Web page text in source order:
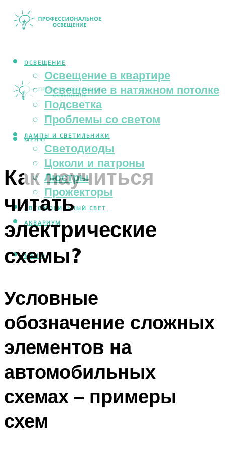
ОСВЕЩЕНИЕ
Освещение в квартире
Освещение в натяжном потолке
Подсветка
Проблемы со светом
ЛАМПЫ И СВЕТИЛЬНИКИ
Светодиоды
Цоколи и патроны
Люстры
Прожекторы
АВТОМОБИЛЬНЫЙ СВЕТ
АКВАРИУМ
МЕНЮ
МЕНЮ
Как научиться
читать
электрические
схемы?
Условные
обозначение сложных
элементов на
автомобильных
схемах – примеры
схем